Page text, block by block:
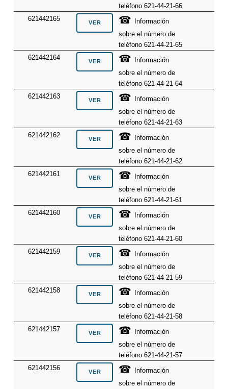
teléfono 621-44-21-66
621442165
☎
Información
sobre el número de
teléfono 621-44-21-65
621442164
☎
Información
sobre el número de
teléfono 621-44-21-64
621442163
☎
Información
sobre el número de
teléfono 621-44-21-63
621442162
☎
Información
sobre el número de
teléfono 621-44-21-62
621442161
☎
Información
sobre el número de
teléfono 621-44-21-61
621442160
☎
Información
sobre el número de
teléfono 621-44-21-60
621442159
☎
Información
sobre el número de
teléfono 621-44-21-59
621442158
☎
Información
sobre el número de
teléfono 621-44-21-58
621442157
☎
Información
sobre el número de
teléfono 621-44-21-57
621442156
☎
Información
sobre el número de